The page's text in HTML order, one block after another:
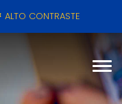
ALTO CONTRASTE